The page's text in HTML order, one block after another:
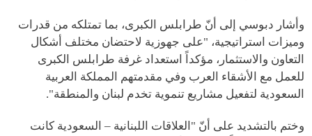
وأشار دبوسي إلى أنّ طرابلس الكبرى، بما تمتلكه من قدرات
وميزات استراتيجية، "على جهوزية لاحتضان مختلف أشكال
التعاون والاستثمار، مؤكداً استعداد غرفة طرابلس الكبرى
للعمل مع الأشقاء العرب وفي مقدمتهم المملكة العربية
السعودية لتفعيل مشاريع تنموية تخدم لبنان والمنطقة".
وختم بالتشديد على أنّ "العلاقات اللبنانية – السعودية كانت